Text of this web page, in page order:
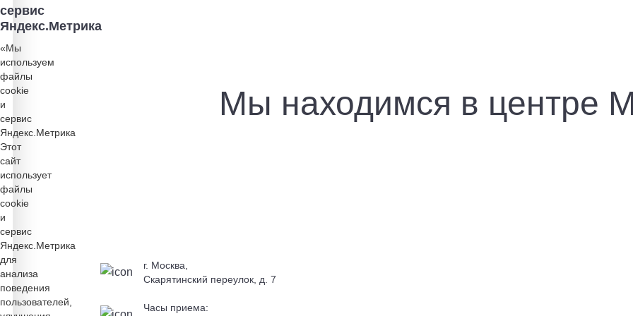
Мы находимся в центре
г. Москва,
Скарятинский переулок, д. 7
Часы приема:
сервис
Яндекс.Метрика
«Мы
используем
файлы
cookie
и
сервис
Яндекс.Метрика
Этот
сайт
использует
файлы
cookie
и
сервис
Яндекс.Метрика
для
анализа
поведения
пользователей,